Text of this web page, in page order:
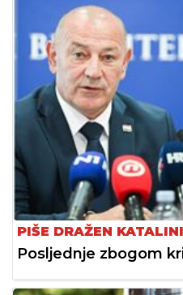
PIŠE DRAŽEN
Posljednje zbogom